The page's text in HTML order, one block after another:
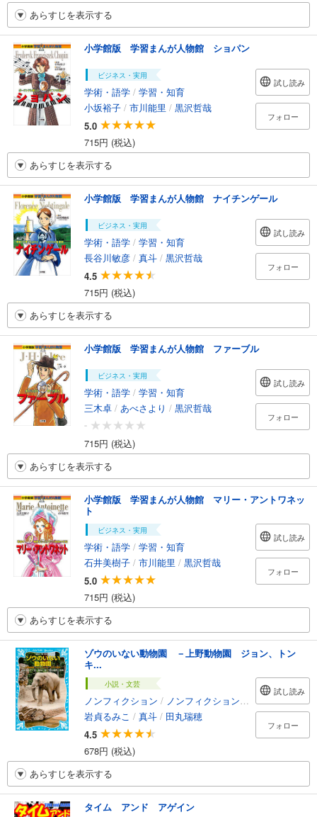
あらすじを表示する
小学館版 学習まんが人物館 ショパン
ビジネス・実用
学術・語学 / 学習・知育
小坂裕子 / 市川能里 / 黒沢哲哉
5.0
715円 (税込)
試し読み
フォロー
あらすじを表示する
小学館版 学習まんが人物館 ナイチンゲール
ビジネス・実用
学術・語学 / 学習・知育
長谷川敏彦 / 真斗 / 黒沢哲哉
4.5
715円 (税込)
試し読み
フォロー
あらすじを表示する
小学館版 学習まんが人物館 ファーブル
ビジネス・実用
学術・語学 / 学習・知育
三木卓 / あべさより / 黒沢哲哉
-
715円 (税込)
試し読み
フォロー
あらすじを表示する
小学館版 学習まんが人物館 マリー・アントワネッ
ト
ビジネス・実用
学術・語学 / 学習・知育
石井美樹子 / 市川能里 / 黒沢哲哉
5.0
715円 (税込)
試し読み
フォロー
あらすじを表示する
ゾウのいない動物園 －上野動物園 ジョン、トン
キ...
小説・文芸
ノンフィクション / ノンフィクション・ドキュメンタリー
岩貞るみこ / 真斗 / 田丸瑞穂
4.5
678円 (税込)
試し読み
フォロー
あらすじを表示する
タイム アンド アゲイン